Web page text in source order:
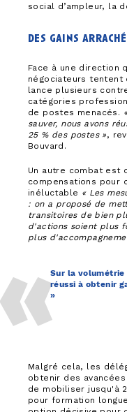
social d’ampleur, la
des gains
Face à une direction
négociateurs tentent
lance plusieurs
catégories
de postes menacés.
sauver, nous avons
25 % des postes »,
Bouvard.
Un autre combat est
compensations
inéluctable « Les
: on a proposé de
transitoires de bien
d'actions soient plus
plus
Sur la volumétrie
réussi à obtenir
»
Malgré cela, les
obtenir des
de mobiliser jusqu'à
pour formation